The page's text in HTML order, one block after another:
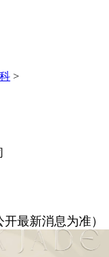
>
最新消息为准）